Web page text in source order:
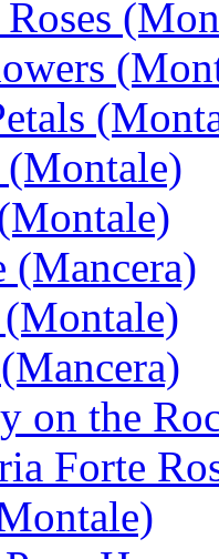
(Mancera)
on the
Forte